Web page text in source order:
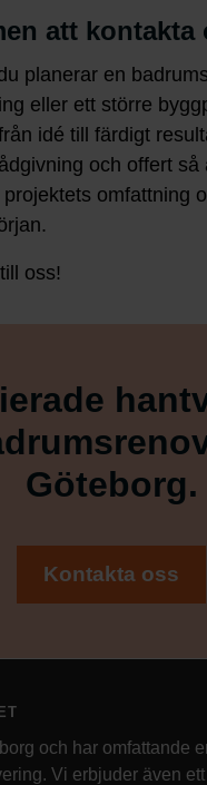
att kontakta
planerar en
eller ett större
idé till färdigt
och offert så
omfattning
oss!
Göteborg.
Kontakta oss
och har omfattande
Vi erbjuder även